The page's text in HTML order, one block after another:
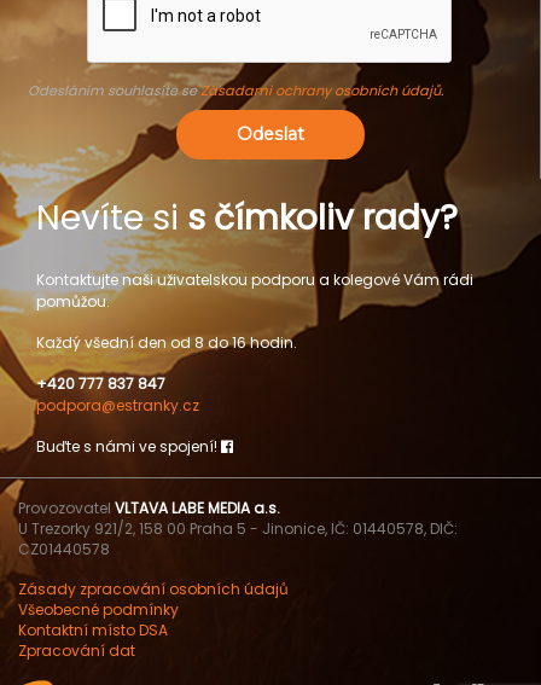
Odesláním souhlasíte seZásadami ochrany osobních údajů.
Odeslat
Nevíte si s čímkoliv rady?
Kontaktujte naši uživatelskou podporu a kolegové Vám rádi
pomůžou.
Každý všední den od 8 do 16 hodin.
+420 777 837 847
podpora@estranky.cz
Buďte s námi ve spojení!
Provozovatel VLTAVA LABE MEDIA a.s.
U Trezorky 921/2, 158 00 Praha 5 - Jinonice, IČ: 01440578, DIČ:
CZ01440578
Zásady zpracování osobních údajů
Všeobecné podmínky
Kontaktní místo DSA
Zpracování dat